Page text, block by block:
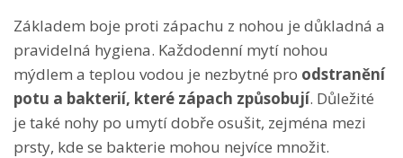
Základem boje proti zápachu z nohou je důkladná a
pravidelná hygiena. Každodenní mytí nohou
mýdlem a teplou vodou je nezbytné pro odstranění
potu a bakterií, které zápach způsobují. Důležité
je také nohy po umytí dobře osušit, zejména mezi
prsty, kde se bakterie mohou nejvíce množit.